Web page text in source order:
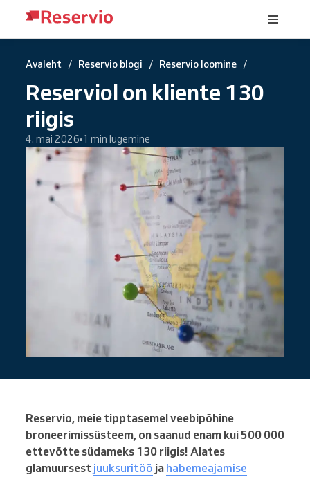
Avaleht / Reservio blogi / Reservio loomine /
Reserviol on kliente 130
riigis
4. mai 2026 1 min lugemine
Reservio, meie tipptasemel veebipõhine
broneerimissüsteem, on saanud enam kui 500 000
ettevõtte südameks 130 riigis! Alates
glamuursest juuksuritöö ja habemeajamise